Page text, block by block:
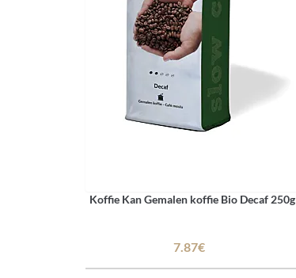
Koffie Kan Gemalen koffie Bio Decaf 250g
7.87€